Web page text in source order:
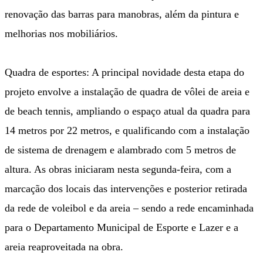
renovação das barras para manobras, além da pintura e
melhorias nos mobiliários.
Quadra de esportes: A principal novidade desta etapa do
projeto envolve a instalação de quadra de vôlei de areia e
de beach tennis, ampliando o espaço atual da quadra para
14 metros por 22 metros, e qualificando com a instalação
de sistema de drenagem e alambrado com 5 metros de
altura. As obras iniciaram nesta segunda-feira, com a
marcação dos locais das intervenções e posterior retirada
da rede de voleibol e da areia – sendo a rede encaminhada
para o Departamento Municipal de Esporte e Lazer e a
areia reaproveitada na obra.